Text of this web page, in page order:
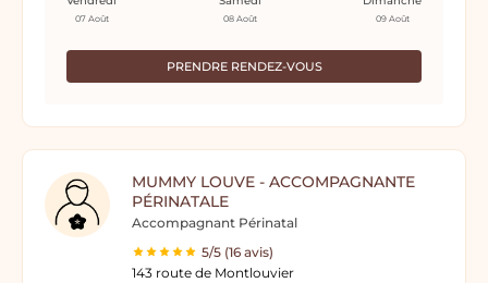
PRENDRE RENDEZ-VOUS
07 Août 08 Août 09 Août
MUMMY LOUVE - ACCOMPAGNANTE
PÉRINATALE
Accompagnant Périnatal
5/5 (16 avis)
143 route de Montlouvier